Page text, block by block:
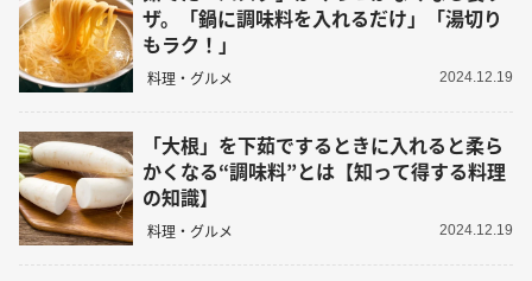
ザ。「鍋に調味料を入れるだけ」「湯切り
もラク！」
料理・グルメ 2024.12.19
「大根」を下茹でするときに入れると柔ら
かくなる“調味料”とは【知って得する料理
の知識】
料理・グルメ 2024.12.19